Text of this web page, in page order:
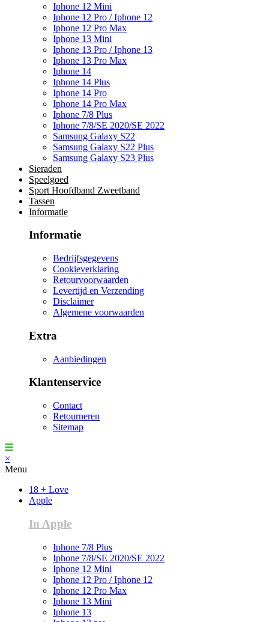
Iphone 12 Mini
Iphone 12 Pro / Iphone 12
Iphone 12 Pro Max
Iphone 13 Mini
Iphone 13 Pro / Iphone 13
Iphone 13 Pro Max
Iphone 14
Iphone 14 Plus
Iphone 14 Pro
Iphone 14 Pro Max
Iphone 7/8 Plus
Iphone 7/8/SE 2020/SE 2022
Samsung Galaxy S22
Samsung Galaxy S22 Plus
Samsung Galaxy S23 Plus
Sieraden
Speelgoed
Sport Hoofdband Zweetband
Tassen
Informatie
Informatie
Bedrijfsgegevens
Cookieverklaring
Retourvoorwaarden
Levertijd en Verzending
Disclaimer
Algemene voorwaarden
Extra
Aanbiedingen
Klantenservice
Contact
Retourneren
Sitemap
×
Menu
18 + Love
Apple
In Apple
Iphone 7/8 Plus
Iphone 7/8/SE 2020/SE 2022
Iphone 12 Mini
Iphone 12 Pro / Iphone 12
Iphone 12 Pro Max
Iphone 13 Mini
Iphone 13